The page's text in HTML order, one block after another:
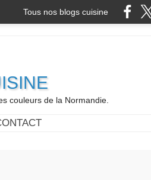
Tous nos blogs cuisine
couleurs de la Normandie.